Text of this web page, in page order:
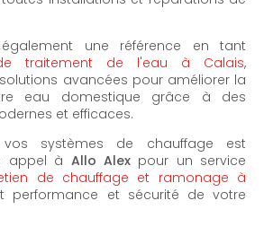
une référence en tant
traitement de l'eau à Calais,
avancées pour améliorer la
eau domestique grâce à des
et efficaces.
vos systèmes de chauffage est
appel à Allo Alexpour un service
de chauffage et ramonage à
performance et sécurité de votre